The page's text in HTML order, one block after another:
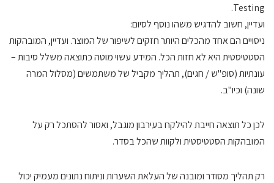
Testing.
ועדיין, חשוב להדגיש משהו נוסף לסיום:
ניסויים הם אחד מהכלים היותר חזקים לשיפור של המוצר. ועדיין, המובהקות
הסטטיסטית היא לא חזות הכל. המידע עשוי מוטה כתוצאה משלל סיבות –
עונתיות (סופ"ש / חגים), תהליך מקביל של משתמשים (מסלול המרה
שונה) וכיו"ב.
לכן כל תוצאה חייבת להילקח בעירבון מוגבל, ואסור להסתכל רק על
המובהקות הסטטיסטית ולקוות שהכל בסדר.
רק תהליך מסודר ומובנה של העלאת השערות וניתוח נתונים מעמיק יכול